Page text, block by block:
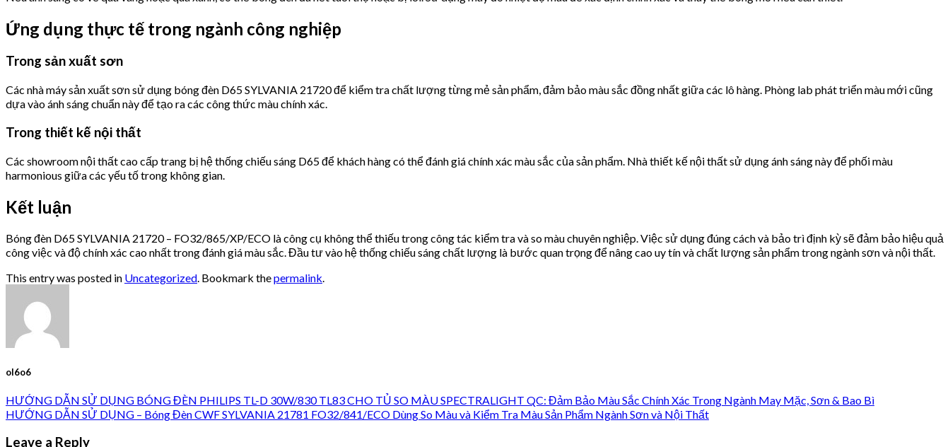
Ứng dụng thực tế trong ngành công nghiệp
Trong sản xuất sơn
Các nhà máy sản xuất sơn sử dụng bóng đèn D65 SYLVANIA 21720 để kiểm tra chất lượng từng mẻ sản phẩm, đảm bảo màu sắc đồng nhất giữa các lô hàng. Phòng lab phát triển màu mới cũng
dựa vào ánh sáng chuẩn này để tạo ra các công thức màu chính xác.
Trong thiết kế nội thất
Các showroom nội thất cao cấp trang bị hệ thống chiếu sáng D65 để khách hàng có thể đánh giá chính xác màu sắc của sản phẩm. Nhà thiết kế nội thất sử dụng ánh sáng này để phối màu
harmonious giữa các yếu tố trong không gian.
Kết luận
Bóng đèn D65 SYLVANIA 21720 – FO32/865/XP/ECO là công cụ không thể thiếu trong công tác kiểm tra và so màu chuyên nghiệp. Việc sử dụng đúng cách và bảo trì định kỳ sẽ đảm bảo hiệu quả
công việc và độ chính xác cao nhất trong đánh giá màu sắc. Đầu tư vào hệ thống chiếu sáng chất lượng là bước quan trọng để nâng cao uy tín và chất lượng sản phẩm trong ngành sơn và nội thất.
This entry was posted in Uncategorized. Bookmark thepermalink.
ol6o6
HƯỚNG DẪN SỬ DỤNG BÓNG ĐÈN PHILIPS TL-D 30W/830 TL83 CHO TỦ SO MÀU SPECTRALIGHT QC: Đảm Bảo Màu Sắc Chính Xác Trong Ngành May Mặc, Sơn & Bao Bì
HƯỚNG DẪN SỬ DỤNG – Bóng Đèn CWF SYLVANIA 21781 FO32/841/ECO Dùng So Màu và Kiểm Tra Màu Sản Phẩm Ngành Sơn và Nội Thất
Leave a Reply